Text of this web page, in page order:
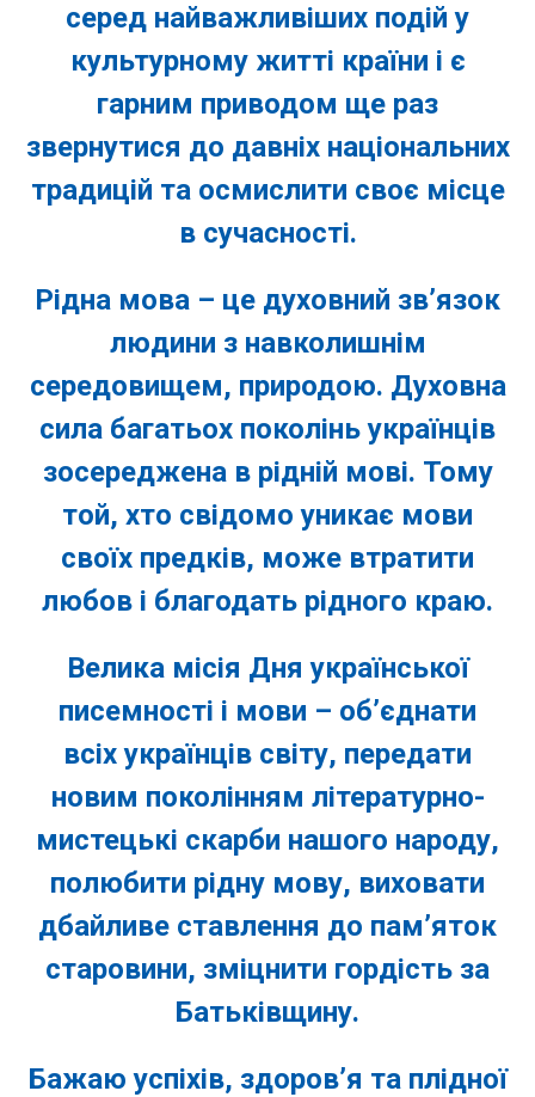
серед найважливіших подій у
культурному житті країни і є
гарним приводом ще раз
звернутися до давніх національних
традицій та осмислити своє місце
в сучасності.
Рідна мова – це духовний зв’язок
людини з навколишнім
середовищем, природою. Духовна
сила багатьох поколінь українців
зосереджена в рідній мові. Тому
той, хто свідомо уникає мови
своїх предків, може втратити
любов і благодать рідного краю.
Велика місія Дня української
писемності і мови – об’єднати
всіх українців світу, передати
новим поколінням літературно-
мистецькі скарби нашого народу,
полюбити рідну мову, виховати
дбайливе ставлення до пам’яток
старовини, зміцнити гордість за
Батьківщину.
Бажаю успіхів, здоров’я та плідної